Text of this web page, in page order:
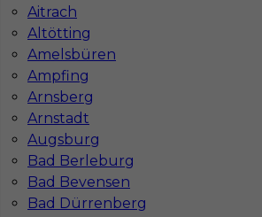
Aitrach
Altötting
Amelsbüren
Ampfing
Arnsberg
Arnstadt
Augsburg
Bad Berleburg
Bad Bevensen
Bad Dürrenberg
ul. Bóżnicza 15/6
61-751 Poznań, Polen
NIP: PL7831822725
REGON: 386807002
Administracja
ul. Murawa 12-18 E1
61-655 Poznań